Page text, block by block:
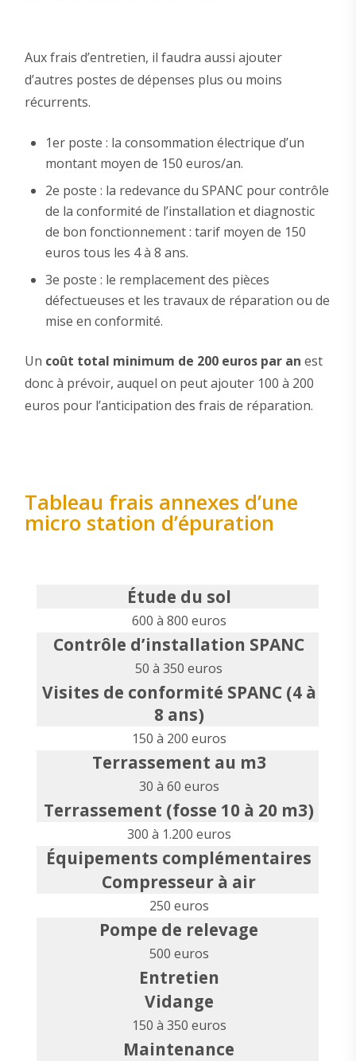
Aux frais d’entretien, il faudra aussi ajouter
d’autres postes de dépenses plus ou moins
récurrents.
1er poste : la consommation électrique d’un
montant moyen de 150 euros/an.
2e poste : la redevance du SPANC pour contrôle
de la conformité de l’installation et diagnostic
de bon fonctionnement : tarif moyen de 150
euros tous les 4 à 8 ans.
3e poste : le remplacement des pièces
défectueuses et les travaux de réparation ou de
mise en conformité.
Un coût total minimum de 200 euros par an est
donc à prévoir, auquel on peut ajouter 100 à 200
euros pour l’anticipation des frais de réparation.
Tableau frais annexes d’une
micro station d’épuration
Étude du sol
600 à 800 euros
Contrôle d’installation SPANC
50 à 350 euros
Visites de conformité SPANC (4 à
8 ans)
150 à 200 euros
Terrassement au m3
30 à 60 euros
Terrassement (fosse 10 à 20 m3)
300 à 1.200 euros
Équipements complémentaires
Compresseur à air
250 euros
Pompe de relevage
500 euros
Entretien
Vidange
150 à 350 euros
Maintenance